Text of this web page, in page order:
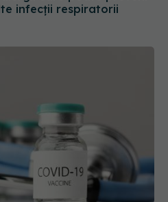
COVID, dar doar
beneficia de el